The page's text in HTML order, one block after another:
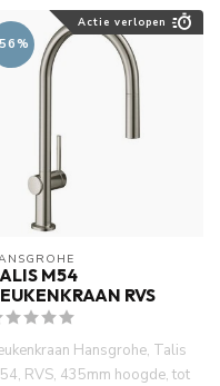
Actie verlopen
M54
RVS
Hansgrohe, Talis
RVS, 435mm hoogde, tot